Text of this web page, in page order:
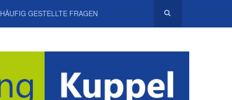
HÄUFIG GESTELLTE FRAGEN